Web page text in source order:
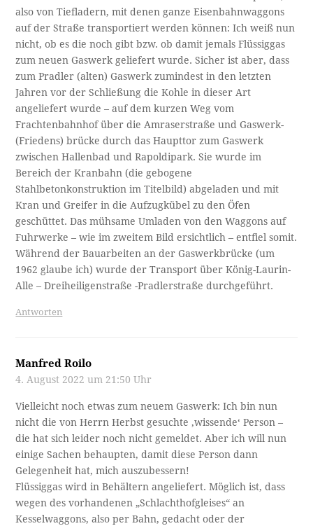
also von Tiefladern, mit denen ganze Eisenbahnwaggons
auf der Straße transportiert werden können: Ich weiß nun
nicht, ob es die noch gibt bzw. ob damit jemals Flüssiggas
zum neuen Gaswerk geliefert wurde. Sicher ist aber, dass
zum Pradler (alten) Gaswerk zumindest in den letzten
Jahren vor der Schließung die Kohle in dieser Art
angeliefert wurde – auf dem kurzen Weg vom
Frachtenbahnhof über die Amraserstraße und Gaswerk-
(Friedens) brücke durch das Haupttor zum Gaswerk
zwischen Hallenbad und Rapoldipark. Sie wurde im
Bereich der Kranbahn (die gebogene
Stahlbetonkonstruktion im Titelbild) abgeladen und mit
Kran und Greifer in die Aufzugkübel zu den Öfen
geschüttet. Das mühsame Umladen von den Waggons auf
Fuhrwerke – wie im zweitem Bild ersichtlich – entfiel somit.
Während der Bauarbeiten an der Gaswerkbrücke (um
1962 glaube ich) wurde der Transport über König-Laurin-
Alle – Dreiheiligenstraße -Pradlerstraße durchgeführt.
Antworten
Manfred Roilo
4. August 2022 um 21:50 Uhr
Vielleicht noch etwas zum neuem Gaswerk: Ich bin nun
nicht die von Herrn Herbst gesuchte ‚wissende‘ Person –
die hat sich leider noch nicht gemeldet. Aber ich will nun
einige Sachen behaupten, damit diese Person dann
Gelegenheit hat, mich auszubessern!
Flüssiggas wird in Behältern angeliefert. Möglich ist, dass
wegen des vorhandenen „Schlachthofgleises“ an
Kesselwaggons, also per Bahn, gedacht oder der